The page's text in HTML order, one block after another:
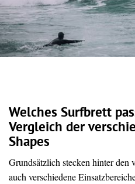
Welches Surfbrett
Vergleich der
Shapes
Grundsätzlich stecken hinter den
auch verschiedene